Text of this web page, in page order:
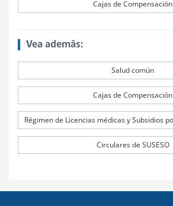
Cajas de Compensación
Vea además:
Salud común
Cajas de Compensación
Circulares de SUSESO